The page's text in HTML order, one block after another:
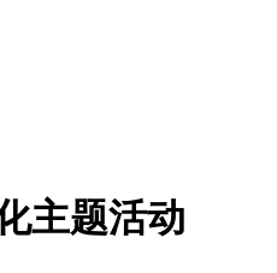
主题活动